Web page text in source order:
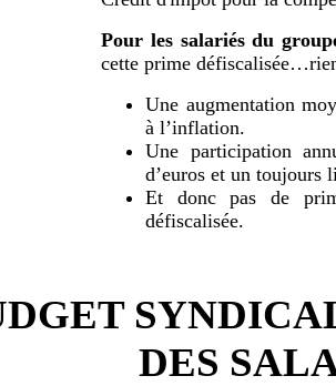
Pour les salariés du
cette prime
Une augmentation
à l’inflation.
Une participation
d’euros et un toujours
Et donc pas de
défiscalisée.
DES